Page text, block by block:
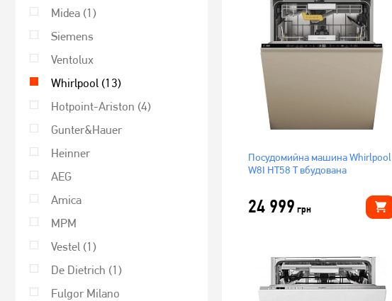
Midea (1)
Siemens
Ventolux
Whirlpool (13)
Hotpoint-Ariston (4)
Gunter&Hauer
Heinner
AEG
Amica
MPM
Vestel (1)
De Dietrich (1)
Fulgor Milano
Посудомийна машина Whirlpool
W8I HT58 T вбудована
24 999 грн